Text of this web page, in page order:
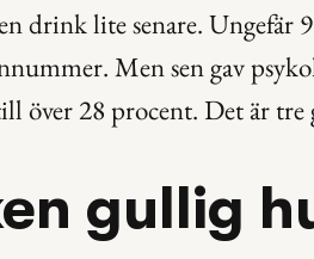
drink lite senare. Ungefär
Men sen gav
över 28 procent. Det är tre
gullig